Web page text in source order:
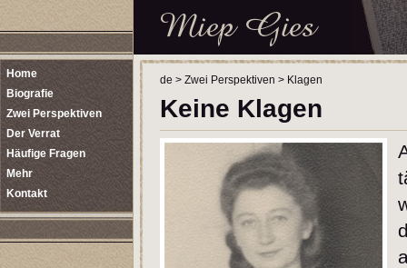
Home
Biografie
Zwei Perspektiven
Der Verrat
Häufige Fragen
Mehr
Kontakt
de > Zwei Perspektiven > Klagen
Keine Klagen